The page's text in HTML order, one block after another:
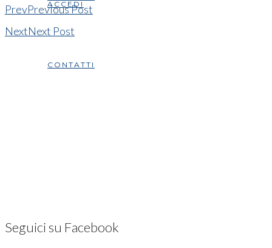
ACCEDI
CONTATTI
PrevPrevious Post
NextNext Post
Seguici su Facebook